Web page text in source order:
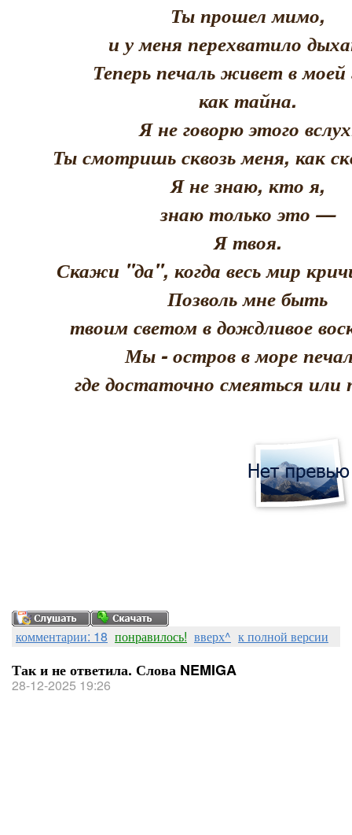
Ты прошел мимо,
и у меня перехватило
Теперь печаль живет в моей
как тайна.
Я не говорю этого
Ты смотришь сквозь меня, как
Я не знаю, кто я,
знаю только это —
Я твоя.
Скажи "да", когда весь мир
Позволь мне быть
твоим светом в дождливое
Мы - остров в море
где достаточно смеяться или
комментарии: 18 понравилось! вверх^ к полной версии
Так и не ответила. Слова NEMIGA
28-12-2025 19:26